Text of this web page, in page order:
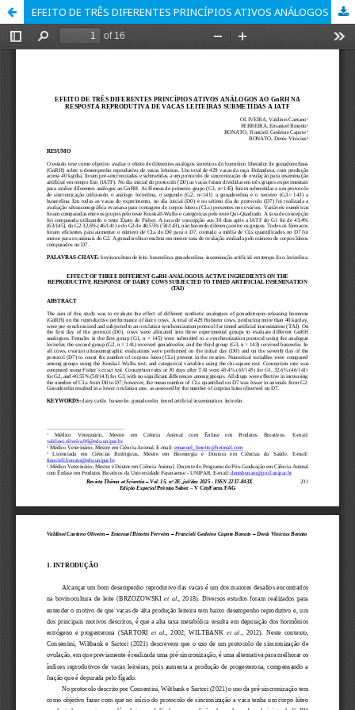
EFEITO DE TRÊS DIFERENTES PRINCÍPIOS ATIVOS ANÁLOGOS AO GnRH NA RESPOSTA REPRODUTIVA DE VACAS LEITEIRAS SUBMETIDAS A IATF